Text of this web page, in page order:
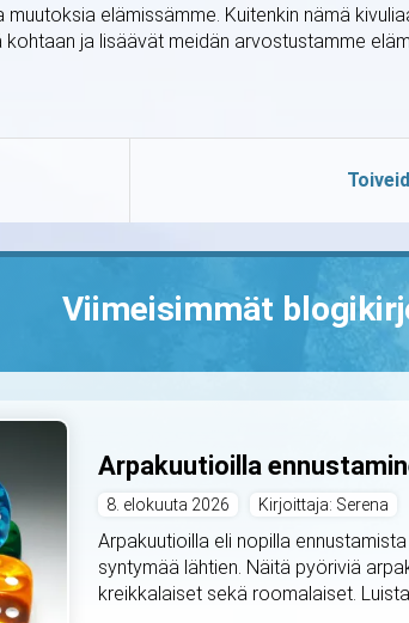
elämissämme. Kuitenkin nämä
ja lisäävät meidän arvostustamme
Viimeisimmät
Arpakuutioilla
8. elokuuta 2026 Kirjoittaja: Serena
Arpakuutioilla eli nopilla
syntymää lähtien. Näitä pyöriviä
kreikkalaiset sekä roomalaiset.